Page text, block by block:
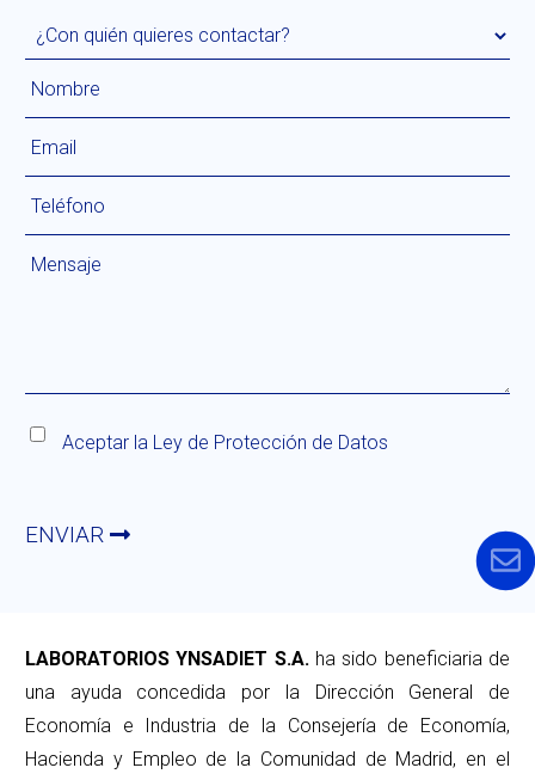
Aceptar la Ley de Protección de Datos
ENVIAR
LABORATORIOS YNSADIET S.A.ha sido beneficiaria de
una ayuda concedida por la Dirección General de
Economía e Industria de la Consejería de Economía,
Hacienda y Empleo de la Comunidad de Madrid, en el